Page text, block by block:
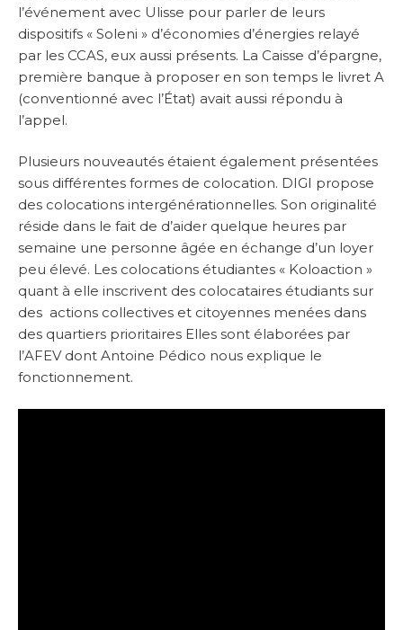
l’événement avec Ulisse pour parler de leurs
dispositifs « Soleni » d’économies d’énergies relayé
par les CCAS, eux aussi présents. La Caisse d’épargne,
première banque à proposer en son temps le livret A
(conventionné avec l’État) avait aussi répondu à
l’appel.
Plusieurs nouveautés étaient également présentées
sous différentes formes de colocation. DIGI propose
des colocations intergénérationnelles. Son originalité
réside dans le fait de d’aider quelque heures par
semaine une personne âgée en échange d’un loyer
peu élevé. Les colocations étudiantes « Koloaction »
quant à elle inscrivent des colocataires étudiants sur
des actions collectives et citoyennes menées dans
des quartiers prioritaires Elles sont élaborées par
l’AFEV dont Antoine Pédico nous explique le
fonctionnement.